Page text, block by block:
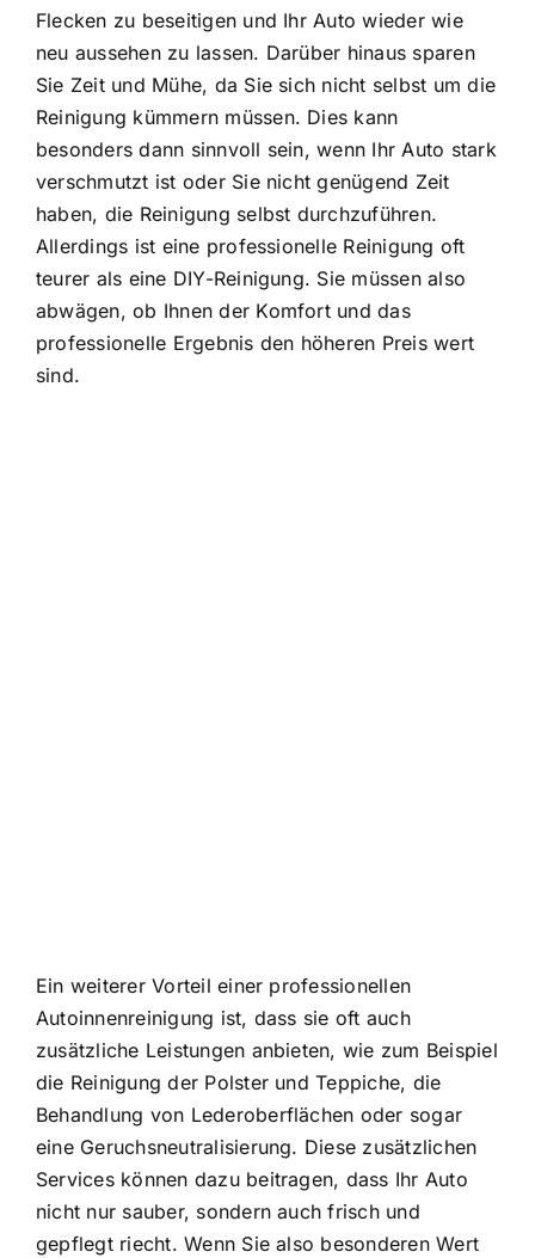
Flecken zu beseitigen und Ihr Auto wieder wie
neu aussehen zu lassen. Darüber hinaus sparen
Sie Zeit und Mühe, da Sie sich nicht selbst um die
Reinigung kümmern müssen. Dies kann
besonders dann sinnvoll sein, wenn Ihr Auto stark
verschmutzt ist oder Sie nicht genügend Zeit
haben, die Reinigung selbst durchzuführen.
Allerdings ist eine professionelle Reinigung oft
teurer als eine DIY-Reinigung. Sie müssen also
abwägen, ob Ihnen der Komfort und das
professionelle Ergebnis den höheren Preis wert
sind.
Ein weiterer Vorteil einer professionellen
Autoinnenreinigung ist, dass sie oft auch
zusätzliche Leistungen anbieten, wie zum Beispiel
die Reinigung der Polster und Teppiche, die
Behandlung von Lederoberflächen oder sogar
eine Geruchsneutralisierung. Diese zusätzlichen
Services können dazu beitragen, dass Ihr Auto
nicht nur sauber, sondern auch frisch und
gepflegt riecht. Wenn Sie also besonderen Wert